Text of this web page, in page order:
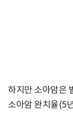
하지만 소아암은
소아암 완치율(5